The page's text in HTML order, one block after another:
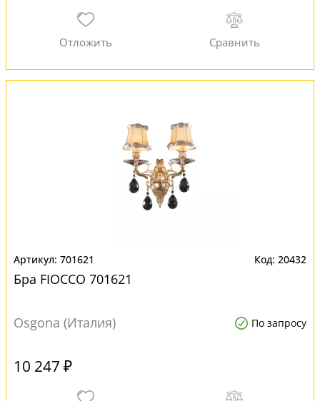
701621 20432
Бра FIOCCO 701621
Osgona (Италия) По запросу
10 247 ₽